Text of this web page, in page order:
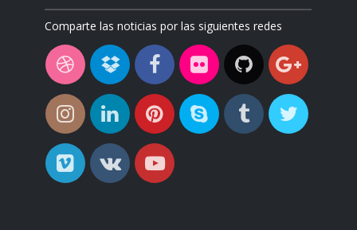
Comparte las noticias por las siguientes redes